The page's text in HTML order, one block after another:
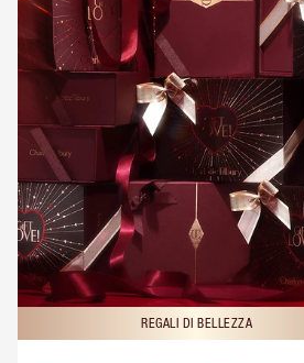
REGALI DI BELLEZZA